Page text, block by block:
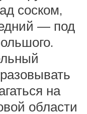
соском,
— под
на
области